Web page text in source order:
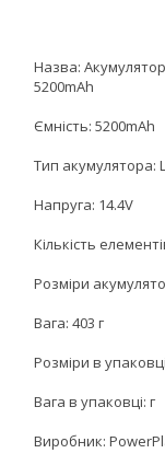
Назва: Акумулятор
5200mAh
Ємність: 5200mAh
Тип акумулятора:
Напруга: 14.4V
Кількість
Розміри
Вага: 403 г
Розміри в
Вага в упаковці: г
Виробник: